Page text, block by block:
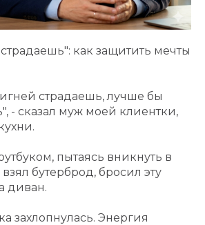
как защитить мечты
страдаешь, лучше бы
- сказал муж моей клиентки,
пытаясь вникнуть в
бутерброд, бросил эту
диван.
захлопнулась. Энергия